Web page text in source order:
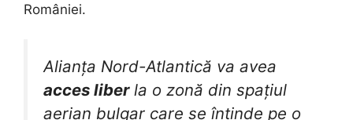
României.
Alianța Nord-Atlantică va avea
acces liberla o zonă din spațiul
aerian bulgar care se întinde pe o